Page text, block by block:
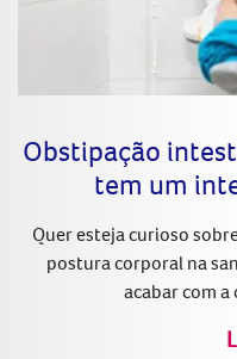
Obstipação
tem um
Quer esteja curioso
postura corporal na
acabar com